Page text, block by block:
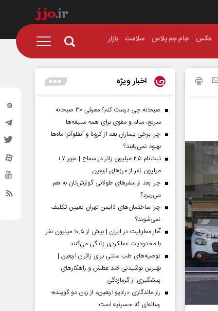
عکس جام جم پلاس سلامت بازار
اخبار ویژه
صبحانه چی درست کنم؟ معرفی ۳۰ صبحانه
سریع، سالم و مقوی برای همه سلیقه‌ها
چرا برخی بیماران بعد از کرونا و آنفلوآنزا ماه‌ها
بهبود نمی‌یابند؟
ثبت‌نام ۲.۵ میلیون زائر در سماح | عبور ۱.۷
میلیون نفر از مرز‌های اربعین
چرا بعد از سفرهای طولانی گوارش‌تان به هم
می‌ریزد؟
چرا ساختمان‌های ناایمن تهران تعیین تکلیف
نمی‌شوند؟
آمار معلولیت در ایران | بیش از ۱۰.۵ میلیون نفر
با محدودیت عملکردی زندگی می‌کنند
توصیه‌های طب سنتی برای زائران اربعین |
بهترین نوشیدنی ضد عطش و راهکارهای
پیشگیری از گرمازدگی
راز ماندگاری «رادیو اربعین» از زبان دو گوینده؛
رسانه‌ای که حسینیه است